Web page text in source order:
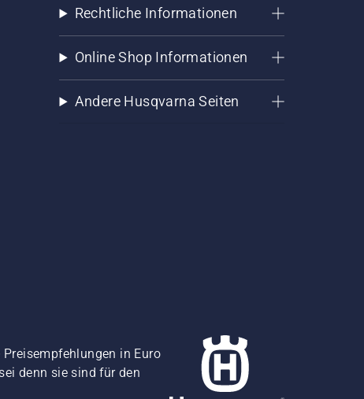
Rechtliche Informationen
Online Shop Informationen
Andere Husqvarna Seiten
in Euro
denn sie sind für den